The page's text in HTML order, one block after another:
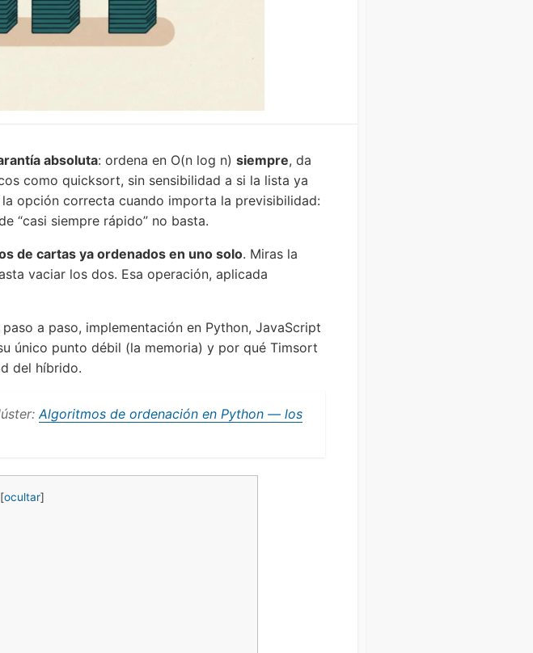
absoluta: ordena en O(n log n) siempre, da
como quicksort, sin sensibilidad a si la lista ya
opción correcta cuando importa la previsibilidad:
“casi siempre rápido” no basta.
de cartas ya ordenados en uno solo. Miras la
vaciar los dos. Esa operación, aplicada
a paso, implementación en Python, JavaScript
único punto débil (la memoria) y por qué Timsort
del híbrido.
Algoritmos de ordenación en Python — los
[ocultar]